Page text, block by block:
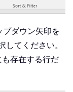
ダウン矢印を
してください。
存在する行だ